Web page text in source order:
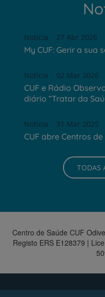
Notícia 27 Abr 2026
My CUF: Gerir a sua
Notícia 02 Mar 2026
CUF e Rádio
diário “Tratar da
Notícia 31 Mar 2025
CUF abre Centros de
TODAS
Centro de Saúde CUF
Registo ERS E128379 |